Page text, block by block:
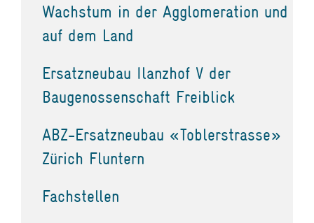
Wachstum in der Agglomeration und
auf dem Land
Ersatzneubau Ilanzhof V der
Baugenossenschaft Freiblick
ABZ-Ersatzneubau «Toblerstrasse»
Zürich Fluntern
Fachstellen